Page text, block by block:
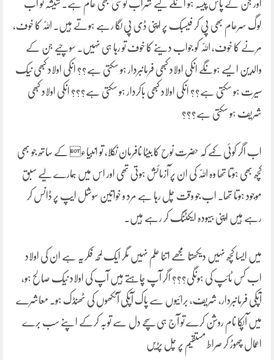
اور جن کے پاس پیسہ ہو انکے لیے شراب نوشی بھی عام ہے۔ شیشہ تو اب
لوگ سرعام بھی پی کر فیسبک پر اپنی ڈی پی لگا رہے ہوتے ہیں۔ اللّٰہ کا خوف،
مرنے کا خوف، اللّٰہ کو جواب دینے کا خوف تو رہا ہی نہیں۔ سوچیے جن کے
والدین ایسے ہونگے انکی اولاد کبھی فرمانبردار ہو سکتی ہے؟؟ انکی اولاد کبھی نیک
سیرت ہو سکتی ہے؟؟ انکی اولاد کبھی باکردار ہو سکتی ہے؟؟؟ انکی اولاد کبھی
شریف ہو سکتی ہے؟؟؟
اب اگر کوئی کہے کہ حضرت نوح کا بیٹا نافرمان نکلا، تو انبیاء کے ساتھ جو بھی
کچھ بھی ہوتا تھا وہ اللّٰہ کی ان پر آزمائش ہوتی تھی اور اس میں ہمارے لیے سبق
موجود ہوتا تھا۔ اب جو وقت چل رہا ہے مرد و خواتین سوشل ایپ پر ڈانس کر
رہے ہیں اپنی بیہودہ ایکٹنگ کر رہے ہیں۔
میں ایسا کچھ نہیں دیکھتا مجھے اتنا علم نہیں مگر ایک لمحہ فکریہ ہے ان کی اولاد
اب کس ٹائپ کی ہونگی؟؟؟ اگر آپ چاہتے ہیں آپ کی اولاد نیک صالح ہو،
آپکی فرمانبردار، شریف، برائیوں سے پاک آپکی آنکھوں کی ٹھنڈک ہو۔ معاشرے
میں آپکا نام روشن کرے تو آج ہی سچے دل سے توبہ کرکے اپنے سب برے
اعمال چھوڑ کر صراط مستقیم پر چل پڑیں